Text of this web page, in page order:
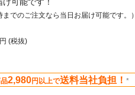
でのご注文なら当日お届け可能です。）
円 (税抜)
2,980円以上で送料当社負担！ *